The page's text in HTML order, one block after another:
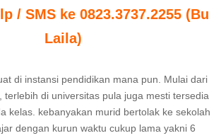
/ SMS ke 0823.3737.2255 (Bu
Laila)
di instansi pendidikan mana pun. Mulai dari
terlebih di universitas pula juga mesti tersedia
kelas. kebanyakan murid bertolak ke sekolah
dengan kurun waktu cukup lama yakni 6